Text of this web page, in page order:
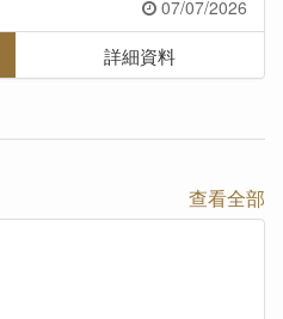
07/07/2026
詳細資料
查看全部